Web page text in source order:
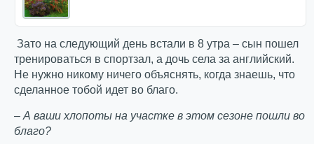
Зато на следующий день встали в 8 утра – сын пошел
тренироваться в спортзал, а дочь села за английский.
Не нужно никому ничего объяснять, когда знаешь, что
сделанное тобой идет во благо.
– А ваши хлопоты на участке в этом сезоне пошли во
благо?